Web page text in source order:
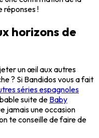
réponses !
horizons de
un œil aux autres
? Si Bandidos vous a fait
séries espagnoles
suite deBaby
jamais une occasion
te conseille de faire de